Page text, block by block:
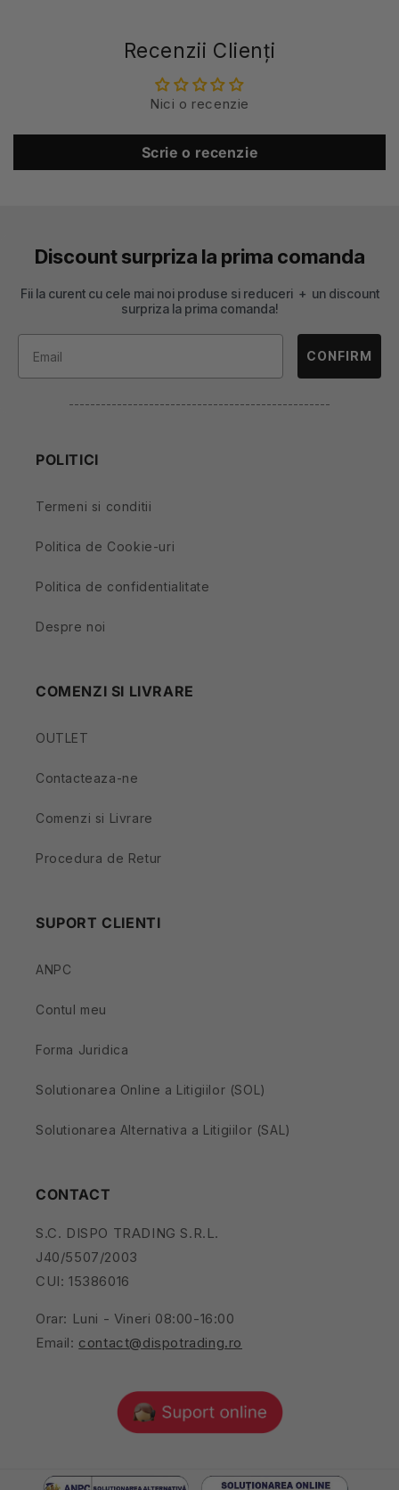
Recenzii Clienți
Nici o recenzie
Scrie o recenzie
Discount surpriza la prima comanda
Fii la curent cu cele mai noi produse si reduceri + un discount
surpriza la prima comanda!
CONFIRM
-------------------------------------------------
POLITICI
Termeni si conditii
Politica de Cookie-uri
Politica de confidentialitate
Despre noi
COMENZI SI LIVRARE
OUTLET
Contacteaza-ne
Comenzi si Livrare
Procedura de Retur
SUPORT CLIENTI
ANPC
Contul meu
Forma Juridica
Solutionarea Online a Litigiilor (SOL)
Solutionarea Alternativa a Litigiilor (SAL)
CONTACT
S.C. DISPO TRADING S.R.L.
J40/5507/2003
CUI: 15386016
Orar: Luni - Vineri 08:00-16:00
Email: contact@dispotrading.ro